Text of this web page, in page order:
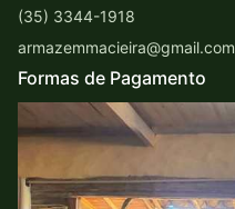
(35) 3344-1918
armazemmacieira@gmail.com
Formas de Pagamento